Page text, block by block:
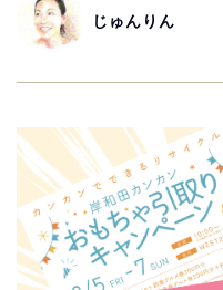
じゅんりん